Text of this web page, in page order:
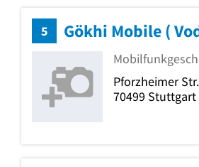
5 Gökhi Mobile (
Pforzheimer
70499 Stuttgart